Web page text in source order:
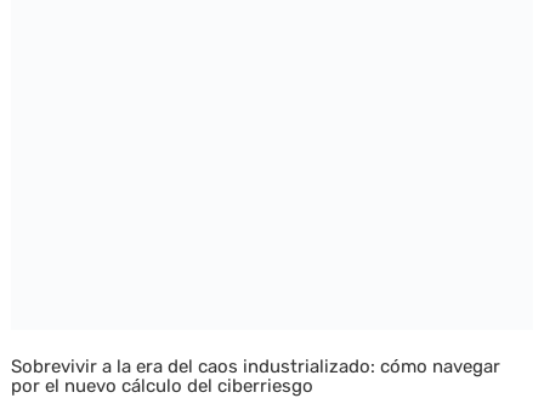
Sobrevivir a la era del caos industrializado: cómo navegar
por el nuevo cálculo del ciberriesgo